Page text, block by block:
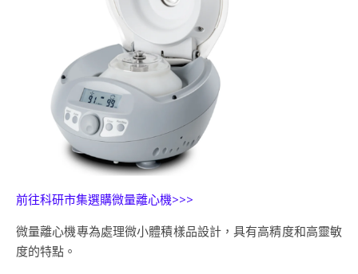
前往科研市集選購微量離心機>>>
微量離心機專為處理微小體積樣品設計，具有高精度和高靈敏
度的特點。